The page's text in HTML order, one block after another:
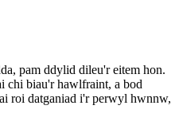
pam ddylid dileu'r eitem hon.
chi biau'r hawlfraint, a bod
roi datganiad i'r perwyl hwnnw,